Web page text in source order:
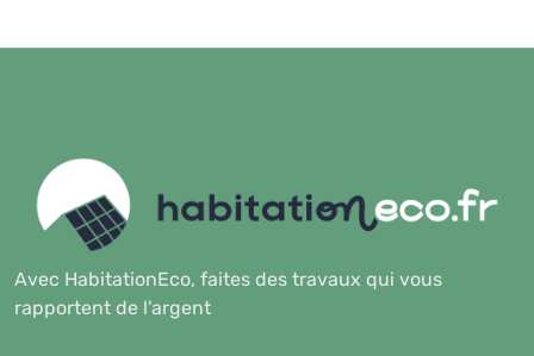
Avec HabitationEco, faites des travaux qui vous
rapportent de l'argent